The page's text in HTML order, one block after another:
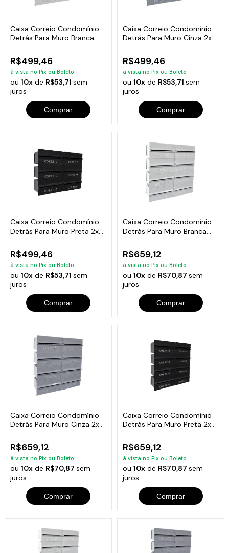
Caixa Correio Condomínio
Detrás Para Muro Branca
R$499,46
à vista no Pix ou Boleto
ou10x de R$53,71sem
juros
Comprar
Caixa Correio Condomínio
Detrás Para Muro Cinza 2x3
R$499,46
à vista no Pix ou Boleto
ou 10xde R$53,71 sem
juros
Comprar
Caixa Correio Condomínio
Detrás Para Muro Preta 2x3
R$499,46
à vista no Pix ou Boleto
ou10x de R$53,71sem
juros
Comprar
Caixa Correio Condomínio
Detrás Para Muro Branca
R$659,12
à vista no Pix ou Boleto
ou 10xde R$70,87 sem
juros
Comprar
Caixa Correio Condomínio
Detrás Para Muro Cinza 2x4
R$659,12
à vista no Pix ou Boleto
ou10x de R$70,87sem
juros
Comprar
Caixa Correio Condomínio
Detrás Para Muro Preta 2x4
R$659,12
à vista no Pix ou Boleto
ou 10xde R$70,87 sem
juros
Comprar